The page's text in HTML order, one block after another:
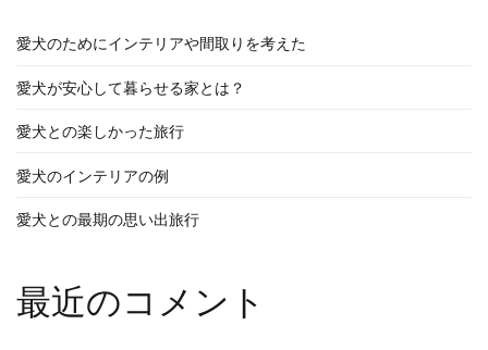
愛犬のためにインテリアや間取りを考えた
愛犬が安心して暮らせる家とは？
愛犬との楽しかった旅行
愛犬のインテリアの例
愛犬との最期の思い出旅行
最近のコメント